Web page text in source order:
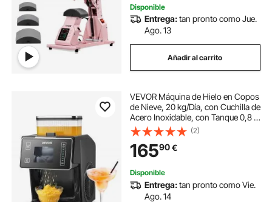
Disponible
Entrega:tan pronto como Jue.
Ago. 13
Añadir al carrito
VEVOR Máquina de Hielo en Copos
de Nieve, 20 kg/Día, con Cuchilla de
Acero Inoxidable, con Tanque 0,8 L
y Enfriamiento Rápido en 90 s, Ideal
para Eventos Pequeños en Casa, 8
Velocidades, Negro
(2)
16590€
Disponible
Entrega:tan pronto como Vie.
Ago. 14